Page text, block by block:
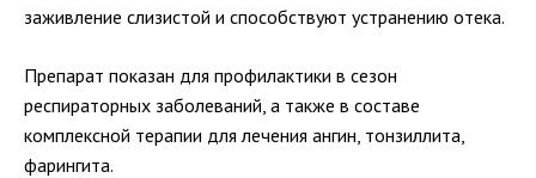
заживление слизистой и способствуют устранению отека.
Препарат показан для профилактики в сезон
респираторных заболеваний, а также в составе
комплексной терапии для лечения ангин, тонзиллита,
фарингита.